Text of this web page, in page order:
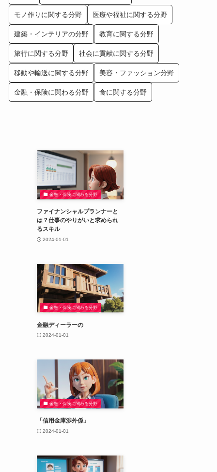
モノ作りに関する分野 医療や福祉に関する分野
建築・インテリアの分野 教育に関する分野
旅行に関する分野 社会に貢献に関する分野
移動や輸送に関する分野 美容・ファッション分野
金融・保険に関わる分野 食に関する分野
金融・保険に関わる分野
ファイナンシャルプランナーと
は？仕事のやりがいと求められ
るスキル
2024-01-01
金融・保険に関わる分野
金融ディーラーの
2024-01-01
金融・保険に関わる分野
「信用金庫渉外係」
2024-01-01